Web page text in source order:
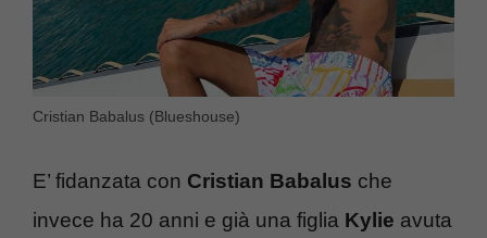
Cristian Babalus (Blueshouse)
E’ fidanzata con Cristian Babalus che
invece ha 20 anni e già una figlia Kylie avuta